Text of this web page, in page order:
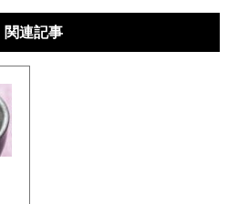
関連記事